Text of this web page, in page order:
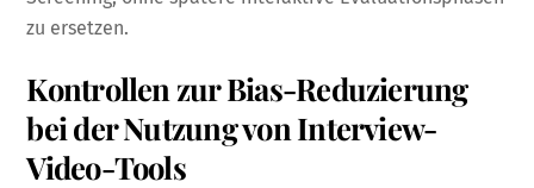
zu ersetzen.
Kontrollen zur Bias-Reduzierung
bei der Nutzung von Interview-
Video-Tools